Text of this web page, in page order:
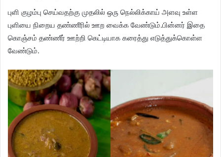
புளி குழம்பு செய்வதற்கு முதலில் ஒரு நெல்லிக்காய் அளவு உள்ள
புளியை நிறைய தண்ணீரில் ஊற வைக்க வேண்டும்.பின்னர் இதை
கொஞ்சம் தண்ணீர் ஊற்றி கெட்டியாக கரைத்து எடுத்துக்கொள்ள
வேண்டும்.